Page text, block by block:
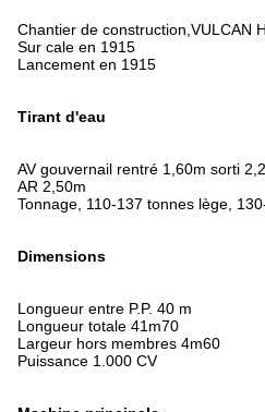
Chantier de construction,VULCAN
Sur cale en 1915
Lancement en 1915
Tirant d'eau
AV gouvernail rentré 1,60m sorti
AR 2,50m
Tonnage, 110-137 tonnes lège,
Dimensions
Longueur entre P.P. 40 m
Longueur totale 41m70
Largeur hors membres 4m60
Puissance 1.000 CV